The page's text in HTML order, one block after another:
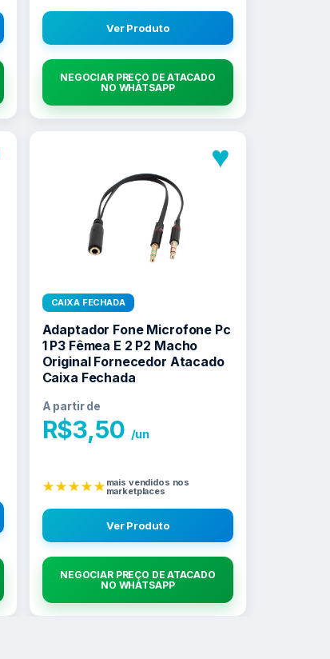
Ver Produto
NEGOCIAR PREÇO DE ATACADO
NO WHATSAPP
♥
CAIXA FECHADA
Adaptador Fone Microfone Pc
1 P3 Fêmea E 2 P2 Macho
Original Fornecedor Atacado
Caixa Fechada
A partir de
R$3,50 /un
★★★★★mais vendidos nos
marketplaces
Ver Produto
NEGOCIAR PREÇO DE ATACADO
NO WHATSAPP